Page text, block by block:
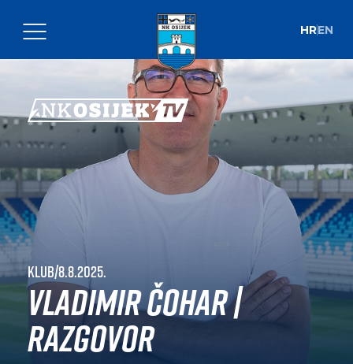
HREN
Klub|8.8.2025.
Vladimir Čohar |
Razgovor